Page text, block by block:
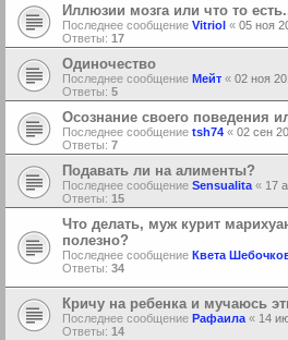
Иллюзии мозга или что то
Последнее сообщение Vitriol « 05 ноя
Ответы: 17
Одиночество
Последнее сообщение Мейт « 02 ноя
Ответы: 5
Осознание своего поведения
Последнее сообщение tsh74 « 02 сен
Ответы: 7
Подавать ли на алименты?
Последнее сообщение Sensualita « 17
Ответы: 15
Что делать, муж курит
полезно?
Последнее сообщение Квета
Ответы: 34
Кричу на ребенка и мучаюсь
Последнее сообщение Рафаила « 14
Ответы: 14